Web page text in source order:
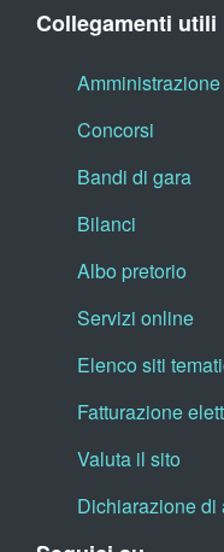
Collegamenti utili
Concorsi
Bandi di gara
Bilanci
Albo pretorio
Servizi online
Elenco siti
Fatturazione
Valuta il sito
Dichiarazione